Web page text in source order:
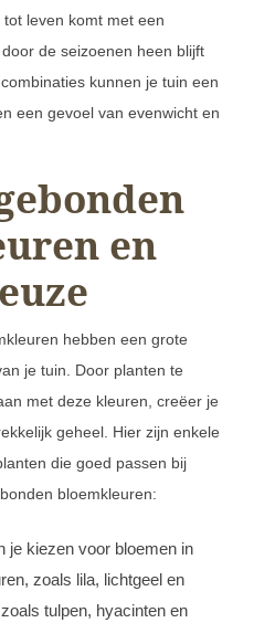
leven komt met een
de seizoenen heen blijft
kunnen je tuin een
een gevoel van evenwicht en
en
hebben een grote
je tuin. Door planten te
met deze kleuren, creëer je
geheel. Hier zijn enkele
die goed passen bij
bloemkleuren:
je kiezen voor bloemen in
zoals lila, lichtgeel en
tulpen, hyacinten en